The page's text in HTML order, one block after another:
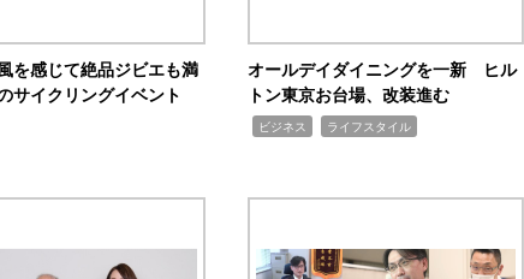
を感じて絶品ジビエも満
イクリングイベント
オールデイダイニングを一新 ヒル
トン東京お台場、改装進む
ビジネス ライフスタイル